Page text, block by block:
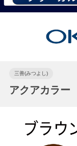
三善(みつよし)
アクアカラー